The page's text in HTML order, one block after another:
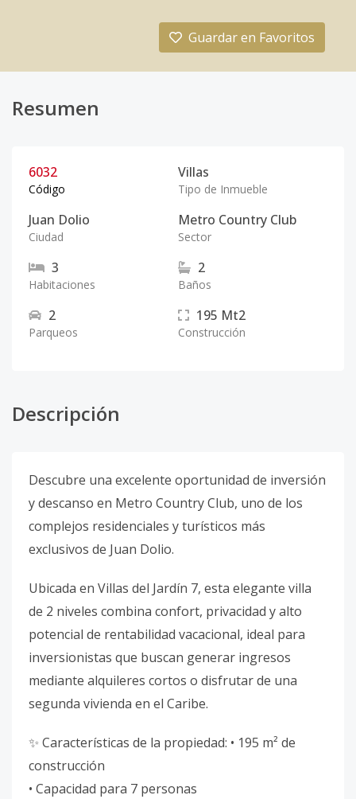
Guardar en Favoritos
Resumen
6032
Código
Villas
Tipo de Inmueble
Juan Dolio
Ciudad
Metro Country Club
Sector
3
Habitaciones
2
Baños
2
Parqueos
195 Mt2
Construcción
Descripción
Descubre una excelente oportunidad de inversión
y descanso en Metro Country Club, uno de los
complejos residenciales y turísticos más
exclusivos de Juan Dolio.
Ubicada en Villas del Jardín 7, esta elegante villa
de 2 niveles combina confort, privacidad y alto
potencial de rentabilidad vacacional, ideal para
inversionistas que buscan generar ingresos
mediante alquileres cortos o disfrutar de una
segunda vivienda en el Caribe.
✨ Características de la propiedad: • 195 m² de
construcción
• Capacidad para 7 personas